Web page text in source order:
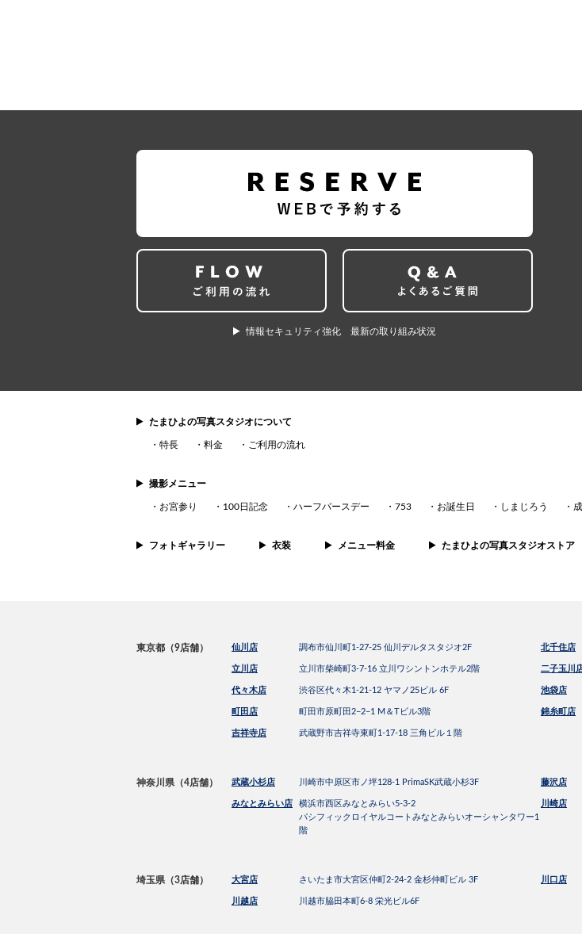
情報セキュリティ強化 最新の取り組み状況
たまひよの写真スタジオについて
特長 料金 ご利用の流れ
撮影メニュー
お宮参り 100日記念 ハーフバースデー 753 お誕生日 しまじろう
フォトギャラリー 衣装 メニュー料金 たまひよの写真スタジオストア
東京都（9店舗） 仙川店 調布市仙川町1-27-25 仙川デルタスタジオ2F 北千住店
立川店 立川市柴崎町3-7-16 立川ワシントンホテル2階 二子玉川
代々木店 渋谷区代々木1-21-12 ヤマノ25ビル 6F 池袋店
町田店 町田市原町田2−2−1 M＆Tビル3階 錦糸町店
吉祥寺店 武蔵野市吉祥寺東町1-17-18 三角ビル１階
神奈川県（4店舗） 武蔵小杉店 川崎市中原区市ノ坪128-1 PrimaSK武蔵小杉3F 藤沢店
みなとみらい店
横浜市西区みなとみらい5-3-2
パシフィックロイヤルコートみなとみらいオーシャンタワー1
階
川崎店
埼玉県（3店舗） 大宮店 さいたま市大宮区仲町2-24-2 金杉仲町ビル 3F 川口店
川越店 川越市脇田本町6-8 栄光ビル6F